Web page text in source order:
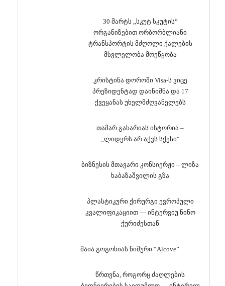
30 მარტს „სკუტ სკუტის“
ორგანიზებით ორბორბლიანი
ტრანსპორტის მძღოლი ქალების
მსვლელობა მოეწყობა
კრისტინა დოროში Visa-ს ვიცე
პრეზიდენტად დაინიშნა და 17
ქვეყანას უხელმძღვანელებს
თამარ გახარიას ისტორია –
„ლიდერს არ აქვს სქესი“
ბიზნესის მთავარი კონსიერჟი – ლიზა
ხაბაზაშვილის გზა
პლასტიკური ქირურგი ევროპული
კვალიფიკაციით — ინტერვიუ ნინო
ქურიძესთან
მაია გოგოხიას ნიშური “Alcove”
წრთვნა, როგორც ძაღლების